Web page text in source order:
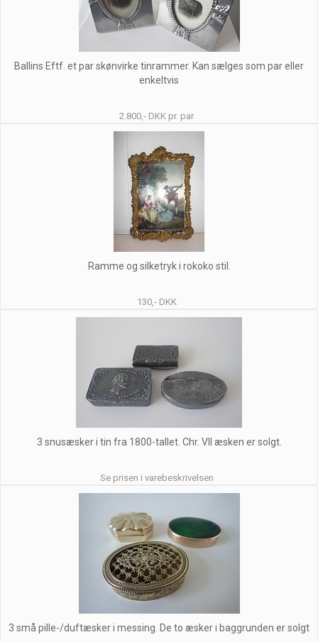
Ballins Eftf. et par skønvirke tinrammer. Kan sælges som par eller
enkeltvis
2.800,- DKK pr. par
Ramme og silketryk i rokoko stil.
130,- DKK
3 snusæsker i tin fra 1800-tallet. Chr. VII æsken er solgt.
Se prisen i varebeskrivelsen
3 små pille-/duftæsker i messing. De to æsker i baggrunden er solgt